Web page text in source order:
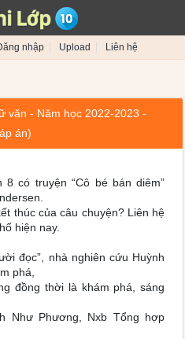
nhập Upload Liên hệ
văn - Năm học 2022-2023 -
án)
có truyện “Cô bé bán diêm”
thúc của câu chuyện? Liên hệ
hiện nay.
đọc”, nhà nghiên cứu Huỳnh
phá,
đồng thời là khám phá, sáng
Như Phương, Nxb Tổng hợp